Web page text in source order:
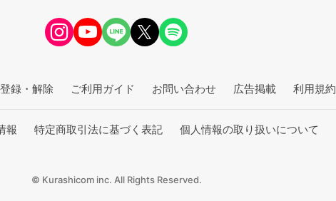
録・解除 ご利用ガイド お問い合わせ 広告掲載 利用規約
報 特定商取引法に基づく表記 個人情報の取り扱いについて
© Kurashicom inc. All Rights Reserved.